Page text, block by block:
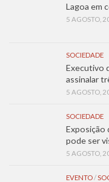
Lagoa em
5 AGOSTO,
SOCIEDADE
Executivo
assinalar
5 AGOSTO,
SOCIEDADE
Exposição
pode ser
5 AGOSTO,
EVENTO/